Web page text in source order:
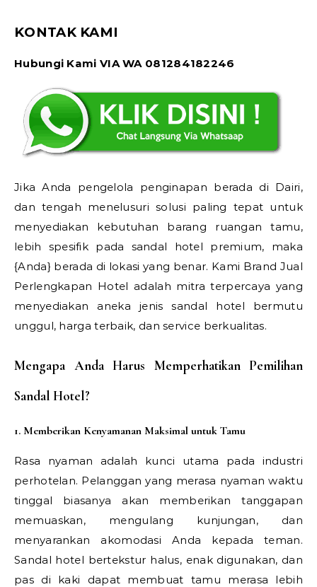
KONTAK KAMI
Hubungi Kami VIA WA 081284182246
Jika Anda pengelola penginapan berada di Dairi,
dan tengah menelusuri solusi paling tepat untuk
menyediakan kebutuhan barang ruangan tamu,
lebih spesifik pada sandal hotel premium, maka
{Anda} berada di lokasi yang benar. Kami Brand Jual
Perlengkapan Hotel adalah mitra terpercaya yang
menyediakan aneka jenis sandal hotel bermutu
unggul, harga terbaik, dan service berkualitas.
Mengapa Anda Harus Memperhatikan Pemilihan
Sandal Hotel?
1. Memberikan Kenyamanan Maksimal untuk Tamu
Rasa nyaman adalah kunci utama pada industri
perhotelan. Pelanggan yang merasa nyaman waktu
tinggal biasanya akan memberikan tanggapan
memuaskan, mengulang kunjungan, dan
menyarankan akomodasi Anda kepada teman.
Sandal hotel bertekstur halus, enak digunakan, dan
pas di kaki dapat membuat tamu merasa lebih